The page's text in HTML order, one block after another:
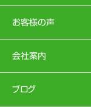
お客様の声
会社案内
ブログ